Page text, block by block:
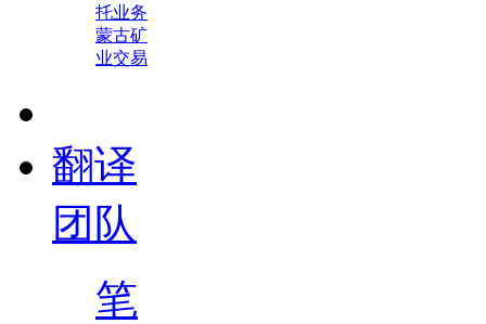
托业务
蒙古矿
业交易
翻译
团队
笔